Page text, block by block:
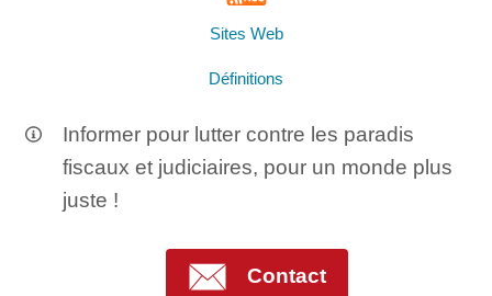
Sites Web
Définitions
Informer pour lutter contre les paradis
fiscaux et judiciaires, pour un monde plus
juste !
Contact